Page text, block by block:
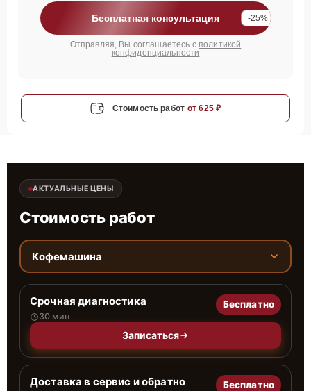
Бесплатная консультация -25%
Отправляя, Вы соглашаетесь с политикой
конфиденциальности
Стоимость работ от 625 ₽
АКТУАЛЬНЫЕ ЦЕНЫ
Стоимость работ
Кофемашина
Срочная диагностика
30 мин
Бесплатно
Записаться
Доставка в сервис и обратно Бесплатно